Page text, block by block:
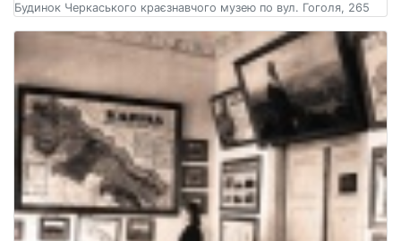
Будинок Черкаського краєзнавчого музею по вул. Гоголя, 265